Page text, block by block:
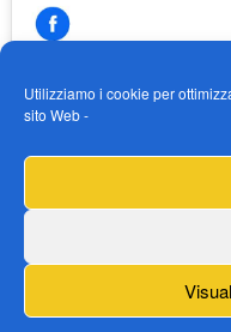
Utilizziamo i cookie per
sito Web -
https://Fai clic per